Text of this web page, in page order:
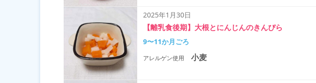
2025年1月30日
【離乳食後期】大根とにんじんのきんぴら
9〜11か月ごろ
アレルゲン使用 小麦